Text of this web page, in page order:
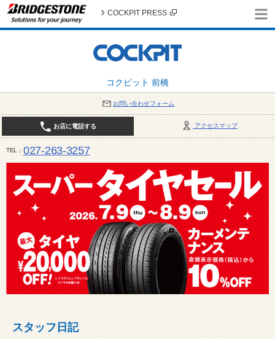
コクピット 前橋
COCKPIT PRESS
お問い合わせフォーム
アクセスマップ
お店に電話する
TEL 027-263-3257
10:00～19:00 / 定休日：8月の店休日 4日(火)、5日(水)、12日(水)〜16日(日)、18日(火)、19日(水)
スタッフ日記